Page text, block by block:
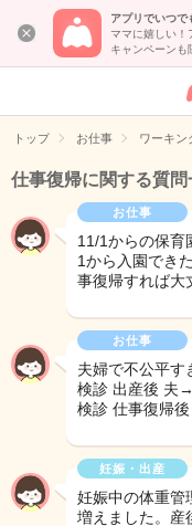
アプリでいつで
ママに嬉しい！
キャンペーンも
トップ お仕事 ワーキン
仕事復帰に関する質問
お仕事
11/1からの保育
1から入園でき
事復帰すれば大
お仕事
夫婦で不公平
検診 出産後 夫
検診 仕事復帰
妊娠・出産
妊娠中の体重
増えました。産